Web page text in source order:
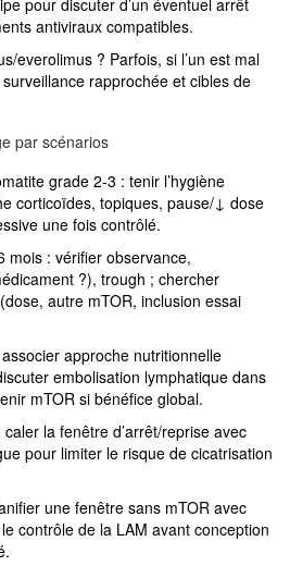
pour discuter d’un éventuel arrêt
antiviraux compatibles.
everolimus ? Parfois, si l’un est mal
rapprochée et cibles de
par scénarios
grade 2-3 : tenir l’hygiène
corticoïdes, topiques, pause/↓ dose
une fois contrôlé.
mois : vérifier observance,
?), trough ; chercher
autre mTOR, inclusion essai
approche nutritionnelle
embolisation lymphatique dans
mTOR si bénéfice global.
la fenêtre d’arrêt/reprise avec
pour limiter le risque de cicatrisation
une fenêtre sans mTOR avec
contrôle de la LAM avant conception